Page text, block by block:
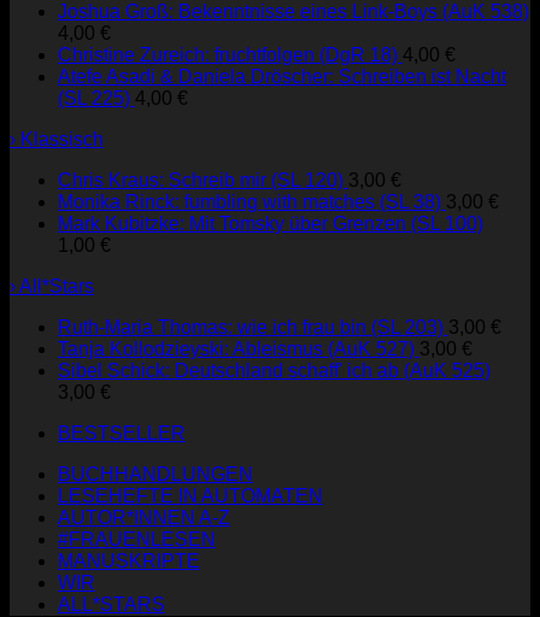
Joshua Groß: Bekenntnisse eines Link-Boys (AuK 538)
4,00 €
Christine Zureich: fruchtfolgen (DgR 18) 4,00 €
Atefe Asadi & Daniela Dröscher: Schreiben ist Nacht
(SL 225) 4,00 €
› Klassisch
Chris Kraus: Schreib mir (SL 120) 3,00 €
Monika Rinck: fumbling with matches (SL 38) 3,00 €
Mark Kubitzke: Mit Tomsky über Grenzen (SL 100)
1,00 €
› All*Stars
Ruth-Maria Thomas: wie ich frau bin (SL 203) 3,00 €
Tanja Kollodzieyski: Ableismus (AuK 527) 3,00 €
Sibel Schick: Deutschland schaff' ich ab (AuK 525)
3,00 €
BESTSELLER
BUCHHANDLUNGEN
LESEHEFTE IN AUTOMATEN
AUTOR*INNEN A-Z
#FRAUENLESEN
MANUSKRIPTE
WIR
ALL*STARS